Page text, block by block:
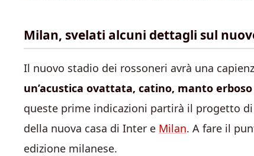
Milan, svelati alcuni dettagli sul
Il nuovo stadio dei rossoneri avrà una
un’acustica ovattata, catino, manto
queste prime indicazioni partirà il progetto di
della nuova casa di Inter e Milan. A fare il
edizione milanese.